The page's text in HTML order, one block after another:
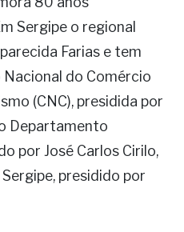
Sergipe o regional
Farias e tem
do Comércio
(CNC), presidida por
Departamento
por José Carlos Cirilo,
presidido por